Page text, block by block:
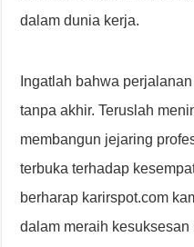
dalam dunia kerja.
Ingatlah bahwa
tanpa akhir. Teruslah
membangun jejaring
terbuka terhadap
berharap karirspot.com
dalam meraih